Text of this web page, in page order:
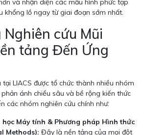
và nhận diện các mẫu hình phức tạp
khổng lồ ngay từ giai đoạn sớm nhất.
Nghiên cứu Mũi
tảng Đến Ứng
LIACS được tổ chức thành nhiều nhóm
ánh chiều sâu và bề rộng kiến thức
các nhóm nghiên cứu chính như:
học Máy tính & Phương pháp Hình thức
Methods): Đây là nền tảng của mọi đột